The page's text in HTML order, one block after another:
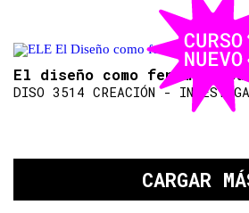
El diseño como fenómeno
DISO 3514 CREACIÓN -
CARGAR